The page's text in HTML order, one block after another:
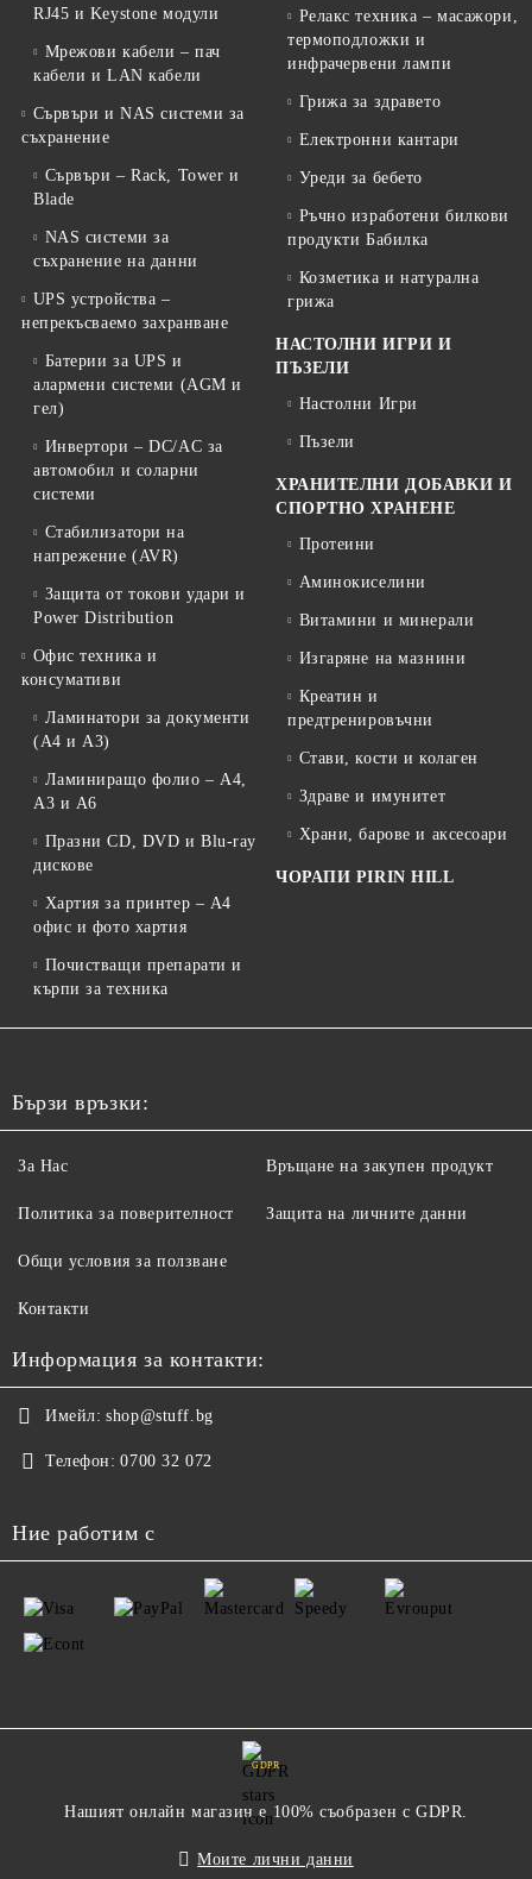
RJ45 и Keystone модули
Мрежови кабели – пач
кабели и LAN кабели
Сървъри и NAS системи за
съхранение
Сървъри – Rack, Tower и
Blade
NAS системи за
съхранение на данни
UPS устройства –
непрекъсваемо захранване
Батерии за UPS и
алармени системи (AGM и
гел)
Инвертори – DC/AC за
автомобил и соларни
системи
Стабилизатори на
напрежение (AVR)
Защита от токови удари и
Power Distribution
Офис техника и
консумативи
Ламинатори за документи
(A4 и A3)
Ламиниращо фолио – A4,
A3 и A6
Празни CD, DVD и Blu-ray
дискове
Хартия за принтер – A4
офис и фото хартия
Почистващи препарати и
кърпи за техника
Релакс техника – масажори,
термоподложки и
инфрачервени лампи
Грижа за здравето
Електронни кантари
Уреди за бебето
Ръчно изработени билкови
продукти Бабилка
Козметика и натурална
грижа
НАСТОЛНИ ИГРИ И
ПЪЗЕЛИ
Настолни Игри
Пъзели
ХРАНИТЕЛНИ ДОБАВКИ И
СПОРТНО ХРАНЕНЕ
Протеини
Аминокиселини
Витамини и минерали
Изгаряне на мазнини
Креатин и
предтренировъчни
Стави, кости и колаген
Здраве и имунитет
Храни, барове и аксесоари
ЧОРАПИ PIRIN HILL
Бързи връзки:
За Нас
Политика за поверителност
Общи условия за ползване
Контакти
Връщане на закупен продукт
Защита на личните данни
Информация за контакти:
Имейл: shop@stuff.bg
Телефон: 0700 32 072
Ние работим с
GDPR
Нашият онлайн магазин е 100% съобразен с GDPR.
Моите лични данни